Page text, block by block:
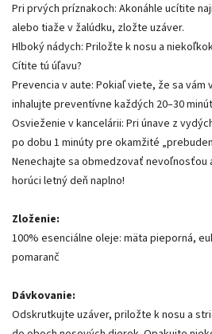
Pri prvých príznakoch: Akonáhle ucítite
alebo tiaže v žalúdku, zložte uzáver.
Hlboký nádych: Priložte k nosu a
Cítite tú úľavu?
Prevencia v aute: Pokiaľ viete, že sa vám
inhalujte preventívne každých 20–30
Osvieženie v kancelárii: Pri únave z
po dobu 1 minúty pre okamžité
Nenechajte sa obmedzovať nevoľnosťou
horúci letný deň naplno!
Zloženie:
100% esenciálne oleje: mäta pieporná,
pomaranč
Dávkovanie:
Odskrutkujte uzáver, priložte k nosu a